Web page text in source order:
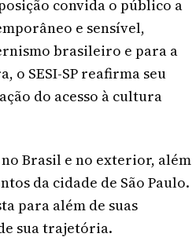
convida o público a
e sensível,
brasileiro e para a
o SESI-SP reafirma seu
do acesso à cultura
Brasil e no exterior, além
da cidade de São Paulo.
para além de suas
sua trajetória.